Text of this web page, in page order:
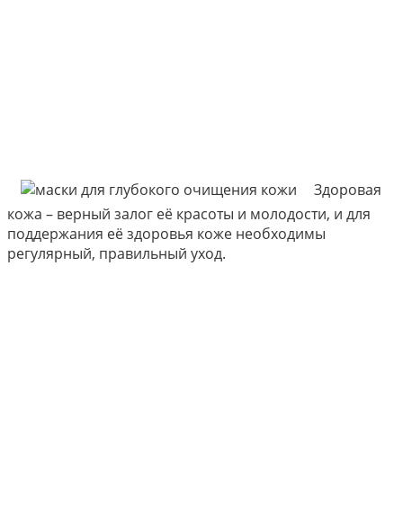
Здоровая
кожа – верный залог её красоты и молодости, и для
поддержания её здоровья коже необходимы
регулярный, правильный уход.